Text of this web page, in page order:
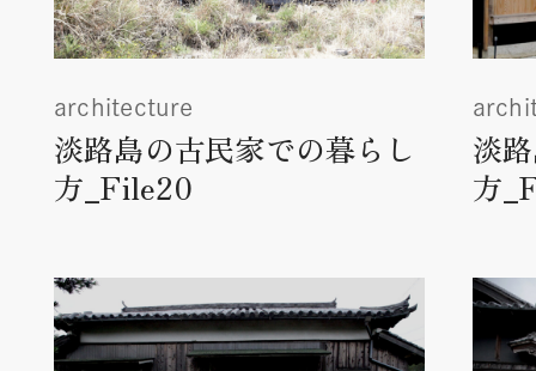
architecture
淡路島の古民家での暮らし
方_File20
淡
方